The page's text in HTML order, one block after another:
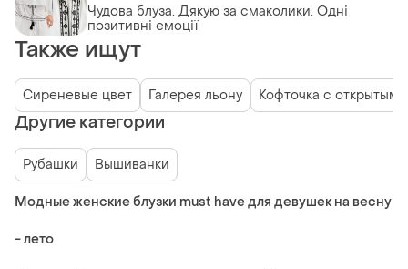
Чудова блуза. Дякую за смаколики. Одні
позитивні емоції
Также ищут
Сиреневые цвет Галерея льону Кофточка с
Другие категории
Рубашки Вышиванки
Модные женские блузки must have для девушек на весну
- лето